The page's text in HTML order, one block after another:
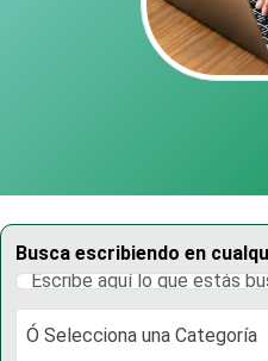
Busca escribiendo en
Ó Selecciona una Categoría
Ó Selecciona una Categoría